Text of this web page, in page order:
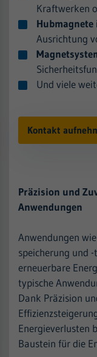
Kraftwerken
Hubmagnete
Ausrichtung
Und viele
Kontakt
Präzision und
Anwendungen
Anwendungen
speicherung und
erneuerbare
typische
Dank Präzision
Energieverlusten
Baustein für die